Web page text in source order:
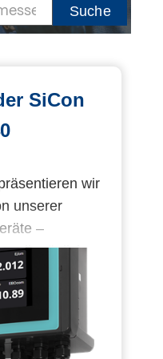
Suche
SiCon
wir
unserer
–
die täglich
und
sind.